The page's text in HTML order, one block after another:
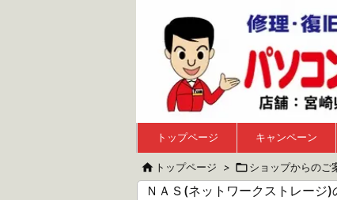
トップページ キャンペーン
 トップページ > ショップからのご
ＮＡＳ(ネットワークストレージ)